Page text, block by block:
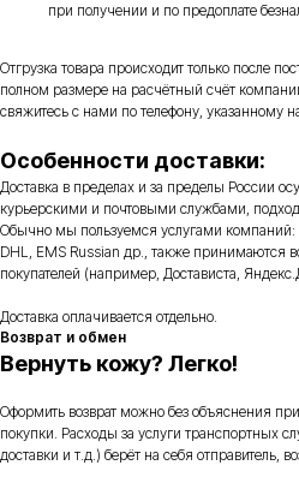
при получении и по предоплате
Отгрузка товара происходит только после
полном размере на расчётный счёт
свяжитесь с нами по телефону, указанному
Особенности доставки:
Доставка в пределах и за пределы России
курьерскими и почтовыми службами,
Обычно мы пользуемся услугами компаний:
DHL, EMS Russian др., также принимаются
покупателей (например, Достависта,
Доставка оплачивается отдельно.
Возврат и обмен
Вернуть кожу? Легко!
Оформить возврат можно без объяснения
покупки. Расходы за услуги транспортных
доставки и т.д.) берёт на себя отправитель,